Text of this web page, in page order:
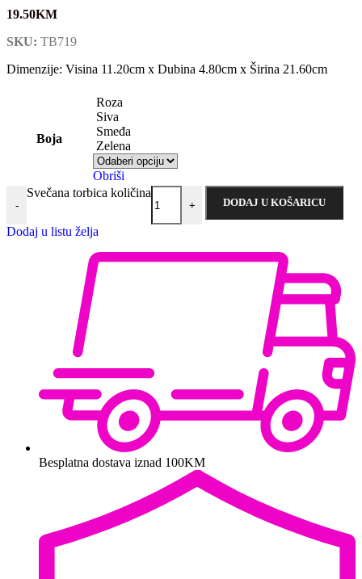
19.50KM
SKU: TB719
Dimenzije: Visina 11.20cm x Dubina 4.80cm x Širina 21.60cm
Boja
Roza
Siva
Smeđa
Zelena
Obriši
-
Svečana torbica količina
+ DODAJ U KOŠARICU
Dodaj u listu želja
Besplatna dostava iznad 100KM